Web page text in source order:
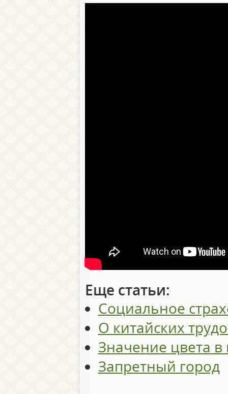
Еще статьи:
Социальное
О китайских
Значение цвета в
Запретный город